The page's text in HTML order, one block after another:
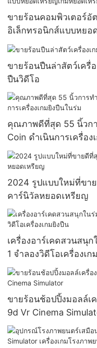
ขายร้อนคอมพิวเตอร์อั
อิเล็กทรอนิกส์แบบหยอ
พรีเมี่ยม
ขายร้อนปืนล่าสัตว์เครื่
ปืนวิดีโอ
คุณภาพดีที่สุด 55 นิ้วก
Coin ดำเนินการเครื่อง
2024 รูปแบบใหม่ที่ขา
คาร์นิวัลหยอดเหรียญ
เครื่องอาร์เคดสวนสนุ
1 จำลองวิดีโอเครื่องเก
ขายร้อนช้อปปิ้งมอลล์เ
9d Vr Cinema